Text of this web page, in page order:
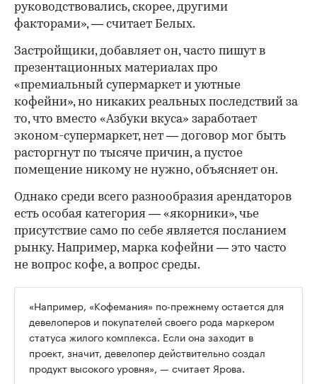
руководствовались, скорее, другими
факторами», — считает Белых.
Застройщики, добавляет он, часто пишут в
презентационных материалах про
«премиальный супермаркет и уютные
кофейни», но никаких реальных последствий за
то, что вместо «Азбуки вкуса» заработает
эконом-супермаркет, нет — договор мог быть
расторгнут по тысяче причин, а пустое
помещение никому не нужно, объясняет он.
Однако среди всего разнообразия арендаторов
есть особая категория — «якорники», чье
присутствие само по себе является посланием
рынку. Например, марка кофейни — это часто
не вопрос кофе, а вопрос среды.
«Например, «Кофемания» по-прежнему остается для
девелоперов и покупателей своего рода маркером
статуса жилого комплекса. Если она заходит в
проект, значит, девелопер действительно создал
продукт высокого уровня», — считает Ярова.